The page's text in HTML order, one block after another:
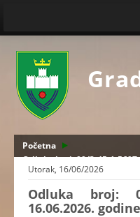
Početna
Odluka broj: 09/3-45-1-
Utorak, 16/06/2026
Odluka broj:
16.06.2026. godine